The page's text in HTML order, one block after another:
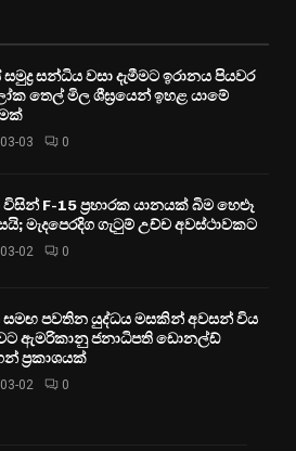
සන්ධිය වසා දැමීමට ඉරානය පියවර
තෙල් මිල ශීඝ්‍රයෙන් ඉහළ යාමේ
03 0
විසින් F-15 ප්‍රහාරක යානයක් බිම හෙළූ
මැදපෙරදිග ගැටුම් උච්ච අවස්ථාවකට
02 0
සමඟ පවතින යුද්ධය මසකින් අවසන් විය
ඇමරිකානු ජනාධිපති ඩොනල්ඩ්
ප්‍රකාශයක්
02 0